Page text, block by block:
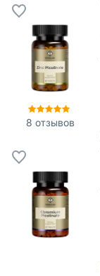
8 отзывов